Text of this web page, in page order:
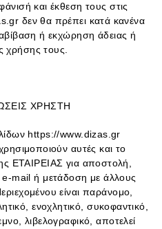
και έκθεση τους στις
δεν θα πρέπει κατά κανένα
ή εκχώρηση άδειας ή
χρήσης τους.
ΧΡΗΣΤΗ
https://www.dizas.gr
αυτές και το
ΕΤΑΙΡΕΙΑΣ για αποστολή,
mail ή μετάδοση με άλλους
είναι παράνομο,
ενοχλητικό, συκοφαντικό,
λιβελογραφικό, αποτελεί